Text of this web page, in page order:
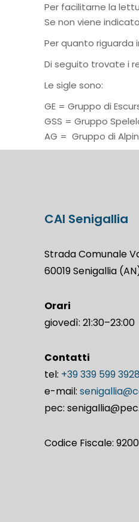
Per facilitarne la
Se non viene
Per quanto riguarda
Di seguito trovate i
Le sigle sono:
GE = Gruppo di
GSS = Gruppo
AG = Gruppo di
CAI Senigallia
Strada Comunale
60019 Senigallia
Orari
giovedì: 21:30–23:00
Contatti
tel: +39 339 599 3928
e-mail:
pec:
Codice Fiscale: